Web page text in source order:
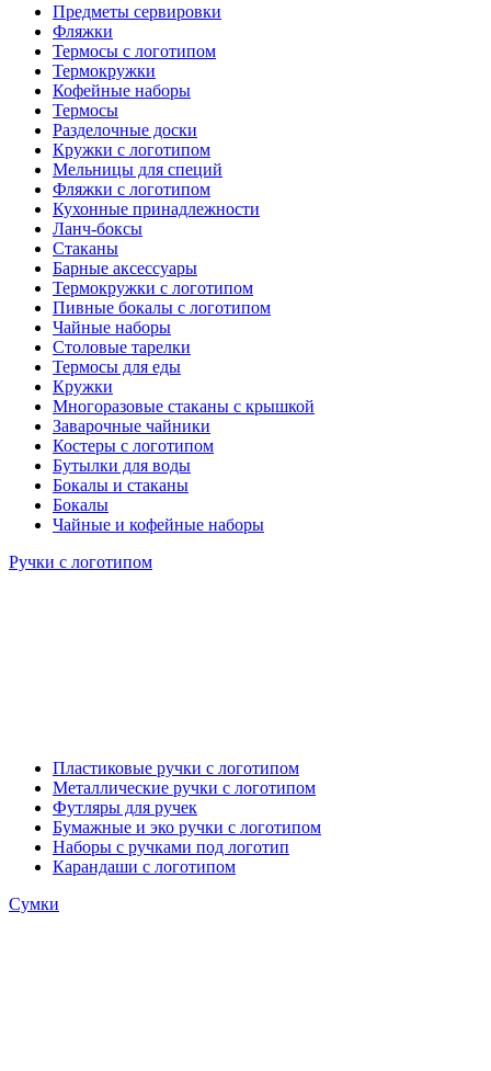
Предметы сервировки
Фляжки
Термосы с логотипом
Термокружки
Кофейные наборы
Термосы
Разделочные доски
Кружки с логотипом
Мельницы для специй
Фляжки с логотипом
Кухонные принадлежности
Ланч-боксы
Стаканы
Барные аксессуары
Термокружки с логотипом
Пивные бокалы с логотипом
Чайные наборы
Столовые тарелки
Термосы для еды
Кружки
Многоразовые стаканы с крышкой
Заварочные чайники
Костеры с логотипом
Бутылки для воды
Бокалы и стаканы
Бокалы
Чайные и кофейные наборы
Ручки с логотипом
Пластиковые ручки с логотипом
Металлические ручки с логотипом
Футляры для ручек
Бумажные и эко ручки с логотипом
Наборы с ручками под логотип
Карандаши с логотипом
Сумки